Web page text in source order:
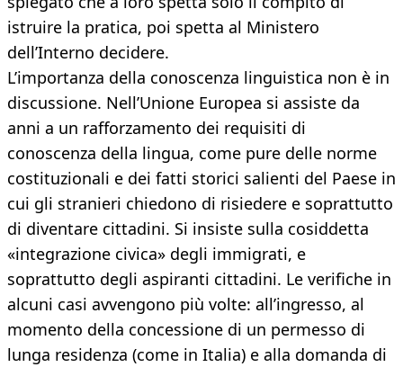
istruire la pratica, poi spetta al Ministero
dell’Interno decidere.
L’importanza della conoscenza linguistica non è in
discussione. Nell’Unione Europea si assiste da
anni a un rafforzamento dei requisiti di
conoscenza della lingua, come pure delle norme
costituzionali e dei fatti storici salienti del Paese in
cui gli stranieri chiedono di risiedere e soprattutto
di diventare cittadini. Si insiste sulla cosiddetta
«integrazione civica» degli immigrati, e
soprattutto degli aspiranti cittadini. Le verifiche in
alcuni casi avvengono più volte: all’ingresso, al
momento della concessione di un permesso di
lunga residenza (come in Italia) e alla domanda di